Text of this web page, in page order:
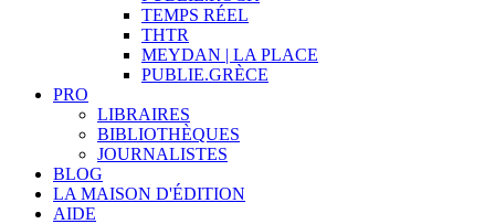
TEMPS RÉEL
THTR
MEYDAN | LA PLACE
PUBLIE.GRÈCE
PRO
LIBRAIRES
BIBLIOTHÈQUES
JOURNALISTES
BLOG
LA MAISON D'ÉDITION
AIDE